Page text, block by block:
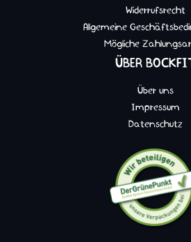
Widerrufsrecht
Allgemeine
Mögliche
ÜBER
Über uns
Impressum
Datenschutz